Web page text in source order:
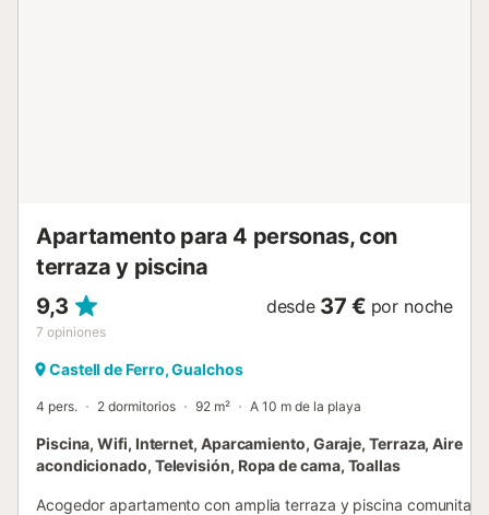
Apartamento para 4 personas, con
terraza y piscina
9,3
7 opiniones
desde 37 € por noche
Castell de Ferro, Gualchos
4 pers. 2 dormitorios 92 m² A 10 m de la playa
Piscina, Wifi, Internet, Aparcamiento, Garaje, Terraza, Aire
acondicionado, Televisión, Ropa de cama, Toallas
Acogedor apartamento con amplia terraza y piscina